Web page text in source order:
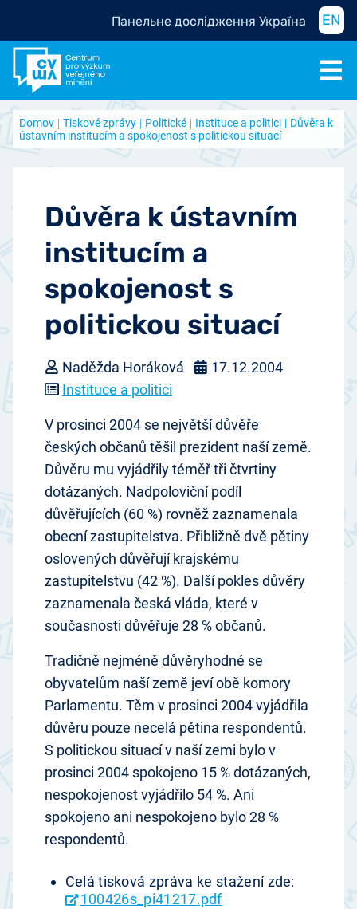
Панельне дослідження Україна EN
Domov Tiskové zprávy Politické Instituce a politici
Důvěra k
ústavním institucím a spokojenost s politickou situací
Důvěra k ústavním
institucím a
spokojenost s
politickou situací
Naděžda Horáková
17.12.2004
Instituce a politici
V prosinci 2004 se největší důvěře
českých občanů těšil prezident naší země.
Důvěru mu vyjádřily téměř tři čtvrtiny
dotázaných. Nadpoloviční podíl
důvěřujících (60 %) rovněž zaznamenala
obecní zastupitelstva. Přibližně dvě pětiny
oslovených důvěřují krajskému
zastupitelstvu (42 %). Další pokles důvěry
zaznamenala česká vláda, které v
současnosti důvěřuje 28 % občanů.
Tradičně nejméně důvěryhodné se
obyvatelům naší země jeví obě komory
Parlamentu. Těm v prosinci 2004 vyjádřila
důvěru pouze necelá pětina respondentů.
S politickou situací v naší zemi bylo v
prosinci 2004 spokojeno 15 % dotázaných,
nespokojenost vyjádřilo 54 %. Ani
spokojeno ani nespokojeno bylo 28 %
respondentů.
Celá tisková zpráva ke stažení zde:
100426s_pi41217.pdf